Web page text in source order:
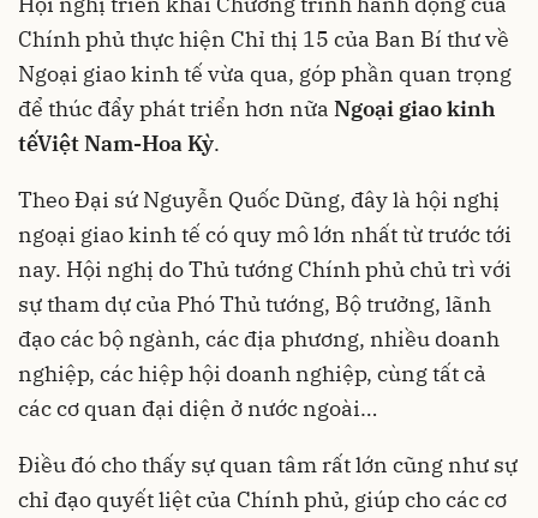
Chính phủ thực hiện Chỉ thị 15 của Ban Bí thư về
Ngoại giao kinh tế vừa qua, góp phần quan trọng
để thúc đẩy phát triển hơn nữa Ngoại giao kinh
tếViệt Nam-Hoa Kỳ.
Theo Đại sứ Nguyễn Quốc Dũng, đây là hội nghị
ngoại giao kinh tế có quy mô lớn nhất từ trước tới
nay. Hội nghị do Thủ tướng Chính phủ chủ trì với
sự tham dự của Phó Thủ tướng, Bộ trưởng, lãnh
đạo các bộ ngành, các địa phương, nhiều doanh
nghiệp, các hiệp hội doanh nghiệp, cùng tất cả
các cơ quan đại diện ở nước ngoài…
Điều đó cho thấy sự quan tâm rất lớn cũng như sự
chỉ đạo quyết liệt của Chính phủ, giúp cho các cơ